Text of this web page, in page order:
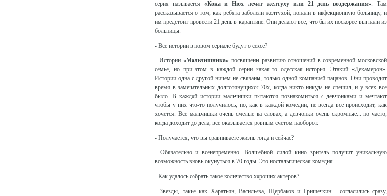
серия называется «Кока и Нюх лечат желтуху или 21 день воздержания». Там
рассказывается о том, как ребята заболели желтухой, попали в инфекционную больницу, и
им предстоит провести 21 день в карантине. Они делают все, что бы их поскорее выгнали из
больницы.
- Все истории в новом сериале будут о сексе?
- Истории «Мальчишника»посвящены развитию отношений в современной московской
семье, но при этом в каждой серии какая-то одесская история. Этакий «Декамерон».
Истории одна с другой ничем не связаны, только одной компанией пацанов. Они проводят
время в замечательных долготянущихся 70х, когда никто никуда не спешил, и у всех все
было. В каждой истории мальчишки пытаются познакомиться с девчонками и мечтают
чтобы у них что-то получилось, но, как в каждой комедии, не всегда все происходит, как
хочется. Все мальчишки очень смелые на словах, а девчонки очень скромные... но часто,
когда доходит до дела, все оказывается ровным счетом наоборот.
- Получается, что вы сравниваете жизнь тогда и сейчас?
- Обязательно и всенепременно. Волшебной силой кино зритель получит уникальную
возможность вновь окунуться в 70 годы. Это ностальгическая комедия.
- Как удалось собрать такое количество хороших актеров?
- Звезды, такие как Харатьян, Васильева, Щербаков и Гришечкин - согласились сразу,